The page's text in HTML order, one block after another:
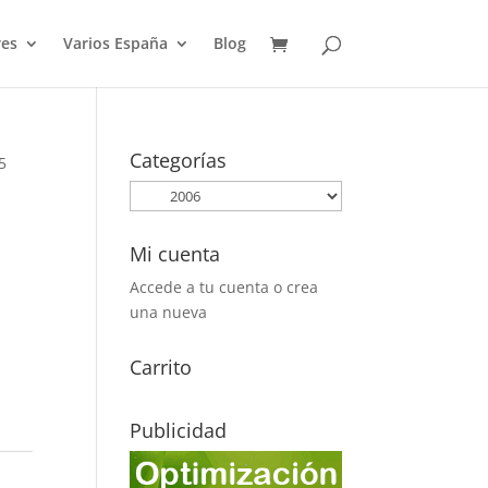
Varios España Blog
Categorías
Mi cuenta
Accede a tu cuenta o crea
una nueva
Carrito
Publicidad